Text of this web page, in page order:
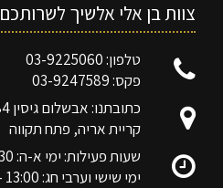
צוות בן אלי אלשיך לשרותכם
טלפון: 03-9225060
פקס: 03-9247589
כתובתנו: אבשלום גיסין 84
קריית אריה, פתח תקווה
שעות פעילות: ימי א-ה: 16:30 - 8:00
ימי שישי וערבי חג: 13:00 - 8:00